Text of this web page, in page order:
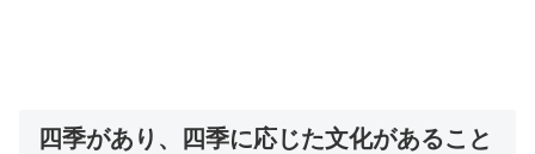
四季があり、四季に応じた文化があること